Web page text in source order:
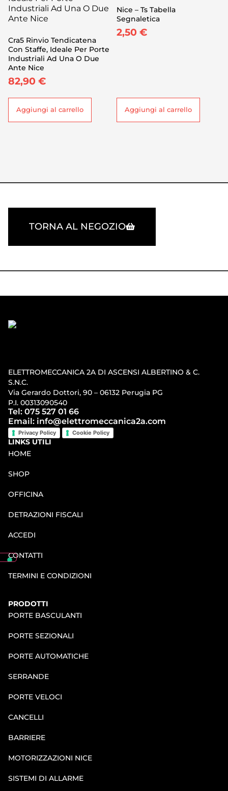
Cra5 Rinvio Tendicatena
Con Staffe, Ideale Per Porte
Industriali Ad Una O Due
Ante Nice
82,90 €
Aggiungi al carrello
Nice – Ts Tabella
Segnaletica
2,50 €
Aggiungi al carrello
TORNA AL NEGOZIO
ELETTROMECCANICA 2A DI ASCENSI ALBERTINO & C.
S.N.C.
Via Gerardo Dottori, 90 – 06132 Perugia PG
P.I. 00313090540
Tel: 075 527 01 66
Email: info@elettromeccanica2a.com
Privacy Policy Cookie Policy
LINKS UTILI
HOME
SHOP
OFFICINA
DETRAZIONI FISCALI
ACCEDI
CONTATTI
TERMINI E CONDIZIONI
PRODOTTI
PORTE BASCULANTI
PORTE SEZIONALI
PORTE AUTOMATICHE
SERRANDE
PORTE VELOCI
CANCELLI
BARRIERE
MOTORIZZAZIONI NICE
SISTEMI DI ALLARME